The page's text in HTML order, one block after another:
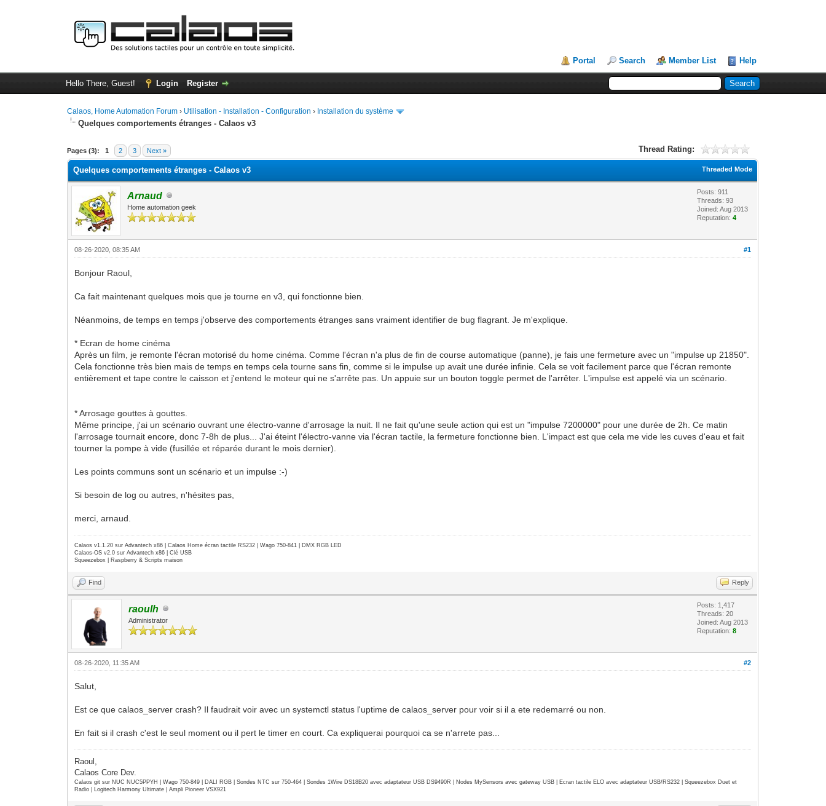
Portal Search Member List Help
Hello There, Guest! Login Register
Calaos, Home Automation Forum › Utilisation - Installation - Configuration › Installation du système
Quelques comportements étranges - Calaos v3
Pages (3): 1 2 3 Next » Thread Rating:
0 Vote(s) - 0 Average
1
2
3
4
5
Threaded Mode
Quelques comportements étranges - Calaos v3
Arnaud
Home automation geek
Posts: 911
Threads: 93
Joined: Aug 2013
Reputation:4
#1
08-26-2020, 08:35 AM
Bonjour Raoul,
Ca fait maintenant quelques mois que je tourne en v3, qui fonctionne bien.
Néanmoins, de temps en temps j'observe des comportements étranges sans vraiment identifier de bug flagrant. Je m'explique.
* Ecran de home cinéma
Après un film, je remonte l'écran motorisé du home cinéma. Comme l'écran n'a plus de fin de course automatique (panne), je fais une fermeture avec un "impulse up 21850".
Cela fonctionne très bien mais de temps en temps cela tourne sans fin, comme si le impulse up avait une durée infinie. Cela se voit facilement parce que l'écran remonte
entièrement et tape contre le caisson et j'entend le moteur qui ne s'arrête pas. Un appuie sur un bouton toggle permet de l'arrêter. L'impulse est appelé via un scénario.
* Arrosage gouttes à gouttes.
Même principe, j'ai un scénario ouvrant une électro-vanne d'arrosage la nuit. Il ne fait qu'une seule action qui est un "impulse 7200000" pour une durée de 2h. Ce matin
l'arrosage tournait encore, donc 7-8h de plus... J'ai éteint l'électro-vanne via l'écran tactile, la fermeture fonctionne bien. L'impact est que cela me vide les cuves d'eau et fait
tourner la pompe à vide (fusillée et réparée durant le mois dernier).
Les points communs sont un scénario et un impulse :-)
Si besoin de log ou autres, n'hésites pas,
merci, arnaud.
Calaos v1.1.20 sur Advantech x86 | Calaos Home écran tactile RS232 | Wago 750-841 | DMX RGB LED
Calaos-OS v2.0 sur Advantech x86 | Clé USB
Squeezebox | Raspberry & Scripts maison
Find Reply
raoulh
Administrator
Posts: 1,417
Threads: 20
Joined: Aug 2013
Reputation:8
#2
08-26-2020, 11:35 AM
Salut,
Est ce que calaos_server crash? Il faudrait voir avec un systemctl status l'uptime de calaos_server pour voir si il a ete redemarré ou non.
En fait si il crash c'est le seul moment ou il pert le timer en court. Ca expliquerai pourquoi ca se n'arrete pas...
Raoul,
Calaos Core Dev.
Calaos git sur NUC NUC5PPYH | Wago 750-849 | DALI RGB | Sondes NTC sur 750-464 | Sondes 1Wire DS18B20 avec adaptateur USB DS9490R | Nodes MySensors avec gateway USB | Ecran tactile ELO avec adaptateur USB/RS232 | Squeezebox Duet et
Radio | Logitech Harmony Ultimate | Ampli Pioneer VSX921